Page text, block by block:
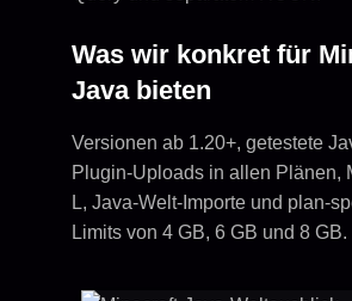
Was wir konkret für
Java bieten
Versionen ab 1.20+, getestete
Plugin-Uploads in allen Plänen,
L, Java-Welt-Importe und plan-
Limits von 4 GB, 6 GB und 8 GB.